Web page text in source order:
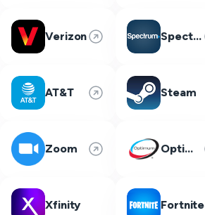
Verizon Spectrum
AT&T Steam
Zoom Optimum
Xfinity Fortnite